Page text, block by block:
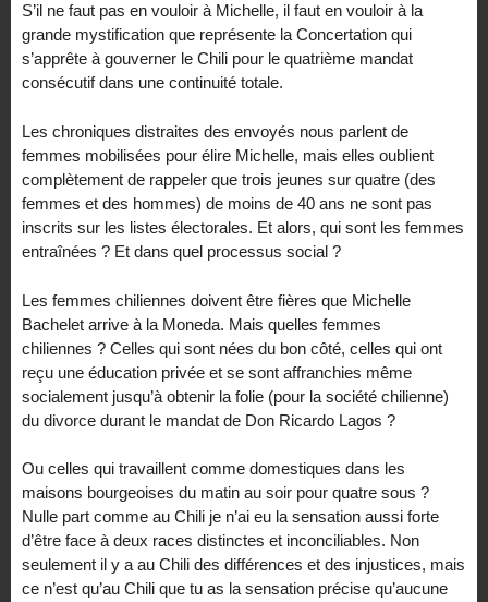
S’il ne faut pas en vouloir à Michelle, il faut en vouloir à la
grande mystification que représente la Concertation qui
s’apprête à gouverner le Chili pour le quatrième mandat
consécutif dans une continuité totale.
Les chroniques distraites des envoyés nous parlent de
femmes mobilisées pour élire Michelle, mais elles oublient
complètement de rappeler que trois jeunes sur quatre (des
femmes et des hommes) de moins de 40 ans ne sont pas
inscrits sur les listes électorales. Et alors, qui sont les femmes
entraînées ? Et dans quel processus social ?
Les femmes chiliennes doivent être fières que Michelle
Bachelet arrive à la Moneda. Mais quelles femmes
chiliennes ? Celles qui sont nées du bon côté, celles qui ont
reçu une éducation privée et se sont affranchies même
socialement jusqu’à obtenir la folie (pour la société chilienne)
du divorce durant le mandat de Don Ricardo Lagos ?
Ou celles qui travaillent comme domestiques dans les
maisons bourgeoises du matin au soir pour quatre sous ?
Nulle part comme au Chili je n’ai eu la sensation aussi forte
d’être face à deux races distinctes et inconciliables. Non
seulement il y a au Chili des différences et des injustices, mais
ce n’est qu’au Chili que tu as la sensation précise qu’aucune